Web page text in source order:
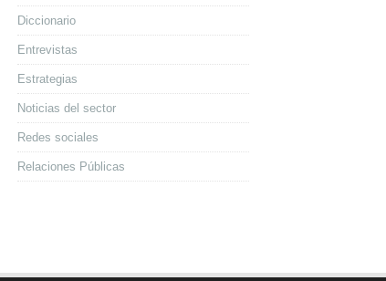
Diccionario
Entrevistas
Estrategias
Noticias del sector
Redes sociales
Relaciones Públicas